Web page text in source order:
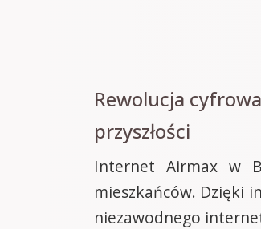
Rewolucja
przyszłości
Internet Airmax w
mieszkańców. Dzięki
niezawodnego